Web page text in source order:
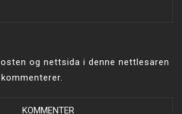
og nettsida i denne nettlesaren